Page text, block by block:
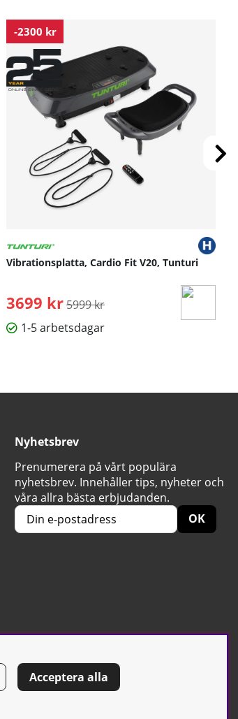
-2300 kr
Vibrationsplatta, Cardio Fit V20, Tunturi
3699 kr Ordinarie pris:
5999 kr
1-5 arbetsdagar
Nyhetsbrev
Prenumerera på vårt populära
nyhetsbrev. Innehåller tips, nyheter och
våra allra bästa erbjudanden.
OK
Acceptera alla